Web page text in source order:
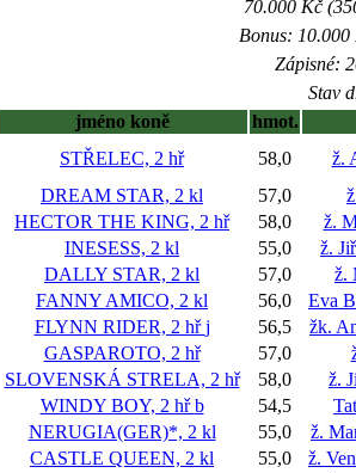
70.000 Kč
Bonus:
Zápisné:
Stav
jméno koně
hmot.
STŘELEC, 2 hř 58,0
ž.
DREAM STAR, 2 kl 57,0
HECTOR THE KING, 2 hř 58,0
ž.
INESESS, 2 kl 55,0
ž.
DALLY STAR, 2 kl 57,0
ž.
FANNY AMICO, 2 kl 56,0
Eva
FLYNN RIDER, 2 hřj 56,5
žk.
GASPAROTO, 2 hř 57,0
SLOVENSKÁ STRELA, 2 hř 58,0
ž.
WINDY BOY, 2 hřb 54,5
NERUGIA(GER)*, 2 kl 55,0
ž.
CASTLE QUEEN, 2 kl 55,0
ž.